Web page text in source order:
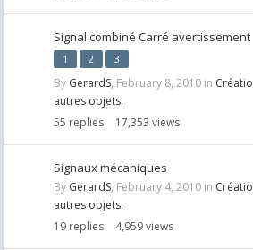
Signal combiné Carré avertissement
1 2 3
By GerardS, February 8, 2010 in
autres objets.
55 replies 17,353 views
Signaux mécaniques
By GerardS, February 4, 2010 in
autres objets.
19 replies 4,959views